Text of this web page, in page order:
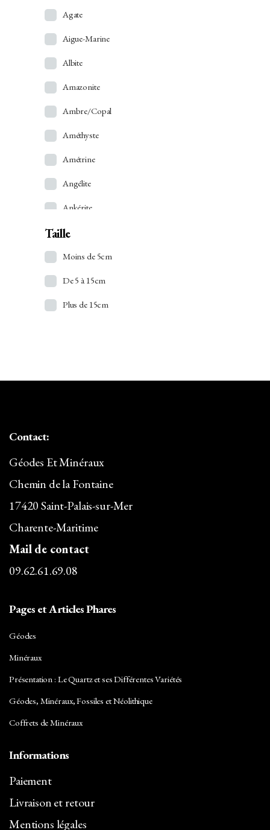
Agate
Aigue-Marine
Albite
Amazonite
Ambre/Copal
Améthyste
Amétrine
Angélite
Ankérite
Apatite
Apophyllite
Aragonite
Argent
Calcédoine
Calcite
Carbure de Silicium
Citrine
Cornaline
Taille
Moins de 5cm
De 5 à 15cm
Plus de 15cm
Contact:
Géodes Et Minéraux
Chemin de la Fontaine
17420 Saint-Palais-sur-Mer
Charente-Maritime
Mail de contact
09.62.61.69.08
Pages et Articles Phares
Géodes
Minéraux
Présentation : Le Quartz et ses Différentes Variétés
Géodes, Minéraux, Fossiles et Néolithique
Coffrets de Minéraux
Informations
Paiement
Livraison et retour
Mentions légales